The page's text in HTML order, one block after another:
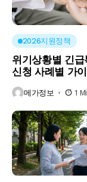
2026지원정책
위기상황별 긴급
신청 사례별 가
메가정보 1